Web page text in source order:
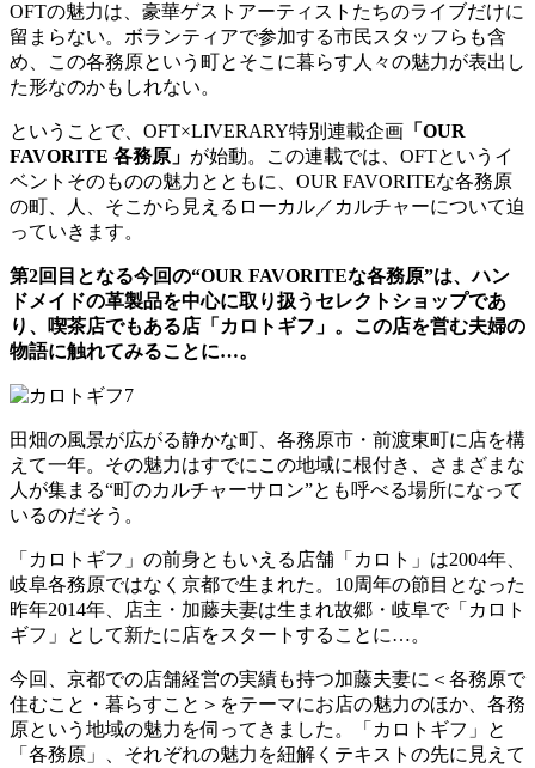
OFTの魅力は、豪華ゲストアーティストたちのライブだけに
留まらない。ボランティアで参加する市民スタッフらも含
め、この各務原という町とそこに暮らす人々の魅力が表出し
た形なのかもしれない。
ということで、OFT×LIVERARY特別連載企画 「OUR
FAVORITE 各務原」 が始動。この連載では、OFTというイ
ベントそのものの魅力とともに、OUR FAVORITEな各務原
の町、人、そこから見えるローカル／カルチャーについて迫
っていきます。
第2回目となる今回の“OUR FAVORITEな各務原”は、ハン
ドメイドの革製品を中心に取り扱うセレクトショップであ
り、
喫茶店でもある店「カロトギフ」。この店を営む夫婦の
物語に触れてみることに…。
田畑の風景が広がる静かな町、各務原市・前渡東町に店を構
えて一年。その魅力はすでにこの地域に根付き、さまざまな
人が集まる“町のカルチャーサロン”とも呼べる場所になって
いるのだそう。
「カロトギフ」の前身ともいえる店舗「カロト」は2004年、
岐阜各務原ではなく京都で生まれた。10周年の節目となった
昨年2014年、店主・加藤夫妻は生まれ故郷・岐阜で「カロト
ギフ」として新たに店をスタートすることに…。
今回、京都での店舗経営の実績も持つ加藤夫妻に＜各務原で
住むこと・暮らすこと＞をテーマにお店の魅力のほか、各務
原という地域の魅力を伺ってきました。「カロトギフ」と
「各務原」、それぞれの魅力を紐解くテキストの先に見えて